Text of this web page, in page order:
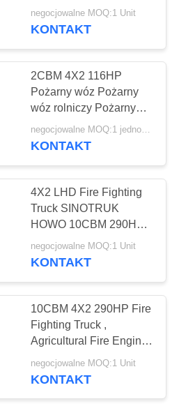
Wywrotka
528
119
111
Vehicles
negocjowalne MOQ:1 Unit
KONTAKT
2CBM 4X2 116HP
Pożarny wóz Pożarny
wóz rolniczy Pożarny
wóz dla krajobrazu
negocjowalne MOQ:1 jednostka
KONTAKT
4X2 LHD Fire Fighting
Truck SINOTRUK
HOWO 10CBM 290HP
for Sprinkling
negocjowalne MOQ:1 Unit
KONTAKT
10CBM 4X2 290HP Fire
Fighting Truck ,
Agricultural Fire Engine
Truck For Landscaping
negocjowalne MOQ:1 Unit
KONTAKT